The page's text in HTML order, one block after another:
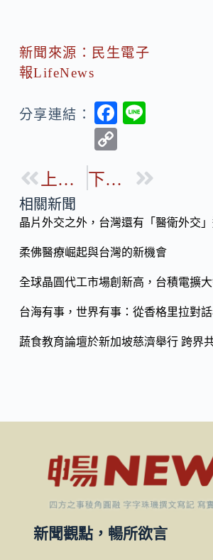
新聞來源：民生電子
報LifeNews
ac
b
o
o
k
n
C
p
y
Li
k
上一篇 下一篇
相關新聞
新聞觀點，暢所欲言